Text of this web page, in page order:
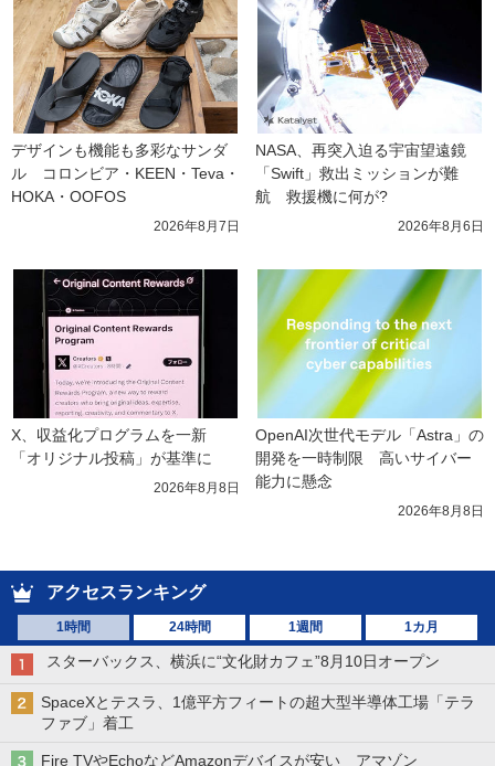
デザインも機能も多彩なサンダ
ル　コロンビア・KEEN・Teva・
HOKA・OOFOS
2026年8月7日
NASA、再突入迫る宇宙望遠鏡
「Swift」救出ミッションが難
航　救援機に何が?
2026年8月6日
X、収益化プログラムを一新
「オリジナル投稿」が基準に
2026年8月8日
OpenAI次世代モデル「Astra」の
開発を一時制限　高いサイバー
能力に懸念
2026年8月8日
アクセスランキング
1時間 24時間 1週間 1カ月
スターバックス、横浜に“文化財カフェ”8月10日オープン
SpaceXとテスラ、1億平方フィートの超大型半導体工場「テラ
ファブ」着工
Fire TVやEchoなどAmazonデバイスが安い アマゾン